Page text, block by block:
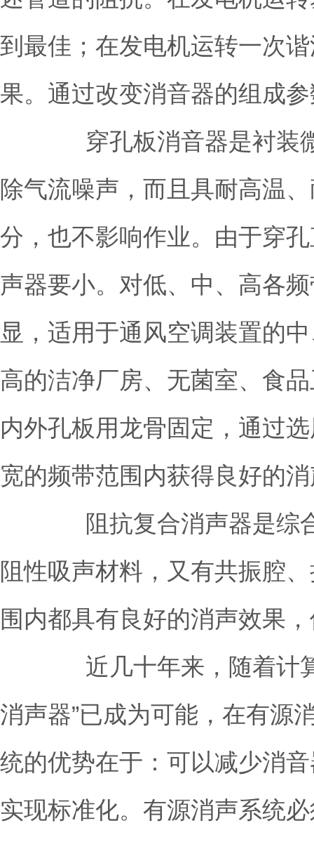
到最佳；在发电机运转一次
果。通过改变消音器的组成
穿孔板消音器是衬装微穿
除气流噪声，而且具耐高温
分，也不影响作业。由于穿
声器要小。对低、中、高各
显，适用于通风空调装置的
高的洁净厂房、无菌室、食
内外孔板用龙骨固定，通过
宽的频带范围内获得良好的
阻抗复合消声器是综合上
阻性吸声材料，又有共振腔
围内都具有良好的消声效果
近几十年来，随着计算机
消声器”已成为可能，在有源
统的优势在于：可以减少消
实现标准化。有源消声系统